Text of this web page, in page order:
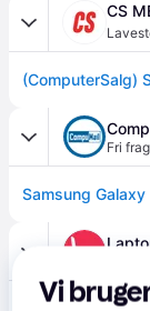
CS
Fri
Vi